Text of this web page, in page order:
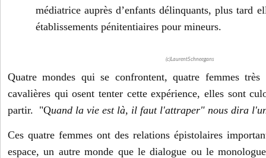
médiatrice auprès d’enfants délinquants,plus tard
établissements pénitentiaires pour mineurs.
(c)LaurentSchneegans
Quatre mondes qui se confrontent, quatre femmes très
cavalières qui osent tenter cette expérience, elles sont
partir. "Quand la vie est là, il faut l'attraper" nous dira
Ces quatre femmes ont des relations épistolaires
espace, un autre monde que le dialogue ou le